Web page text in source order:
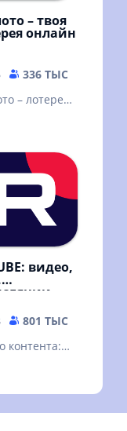
– твоя
онлайн
336 ТЫС
– лотерея,
и другие
видео,
801 ТЫС
контента:
эфиры,
и шоу